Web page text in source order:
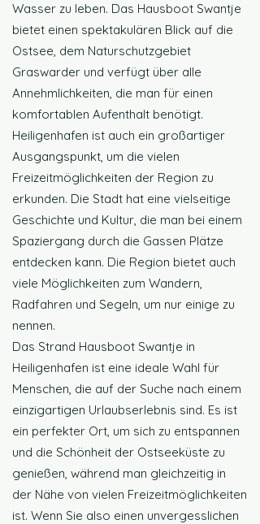
Wasser zu leben. Das Hausboot Swantje
bietet einen spektakulären Blick auf die
Ostsee, dem Naturschutzgebiet
Graswarder und verfügt über alle
Annehmlichkeiten, die man für einen
komfortablen Aufenthalt benötigt.
Heiligenhafen ist auch ein großartiger
Ausgangspunkt, um die vielen
Freizeitmöglichkeiten der Region zu
erkunden. Die Stadt hat eine vielseitige
Geschichte und Kultur, die man bei einem
Spaziergang durch die Gassen Plätze
entdecken kann. Die Region bietet auch
viele Möglichkeiten zum Wandern,
Radfahren und Segeln, um nur einige zu
nennen.
Das Strand Hausboot Swantje in
Heiligenhafen ist eine ideale Wahl für
Menschen, die auf der Suche nach einem
einzigartigen Urlaubserlebnis sind. Es ist
ein perfekter Ort, um sich zu entspannen
und die Schönheit der Ostseeküste zu
genießen, während man gleichzeitig in
der Nähe von vielen Freizeitmöglichkeiten
ist. Wenn Sie also einen unvergesslichen